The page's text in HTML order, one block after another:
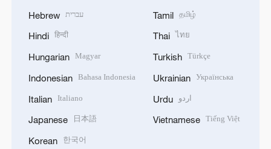
Hebrew עברית
Hindi हिन्दी
Hungarian Magyar
Indonesian Bahasa Indonesia
Italian Italiano
Japanese 日本語
Korean 한국어
Tamil தமிழ்
Thai ไทย
Turkish Türkçe
Ukrainian Українська
Urdu اردو
Vietnamese Tiếng Việt